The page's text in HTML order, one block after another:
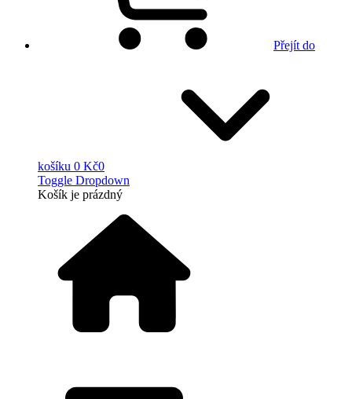
Přejít do
košíku 0 Kč0
Toggle Dropdown
Košík je prázdný